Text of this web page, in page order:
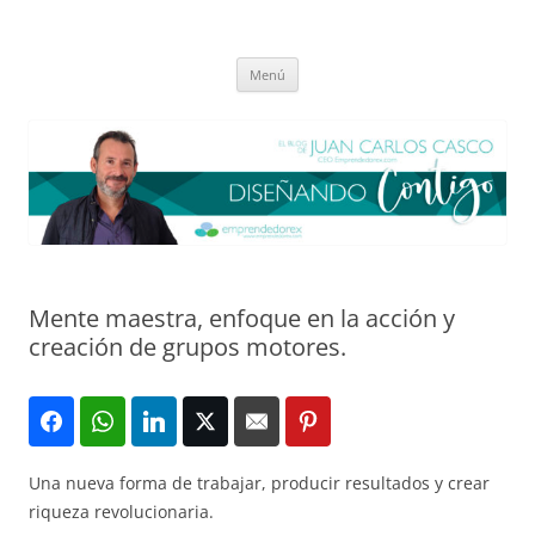
Menú
Mente maestra, enfoque en la acción y
creación de grupos motores.
Una nueva forma de trabajar, producir resultados y crear
riqueza revolucionaria.